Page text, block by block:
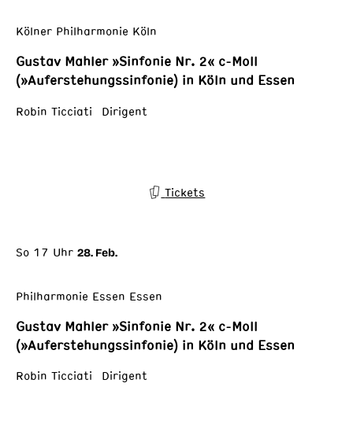
Kölner Philharmonie Köln
Gustav Mahler »Sinfonie Nr. 2« c-Moll
(»Auferstehungssinfonie) in Köln und Essen
Robin Ticciati Dirigent
Tickets
So 17 Uhr 28. Feb.
Philharmonie Essen Essen
Gustav Mahler »Sinfonie Nr. 2« c-Moll
(»Auferstehungssinfonie) in Köln und Essen
Robin Ticciati Dirigent